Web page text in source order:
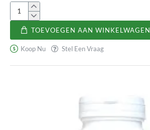
Normacid
TOEVOEGEN AAN WINKELWAGEN
Koop Nu Stel Een Vraag